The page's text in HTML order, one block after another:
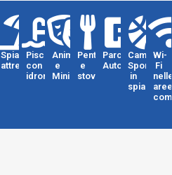
Spiaggia
attrezzata
Piscina
con
idromassaggio
Animazione
e
Miniclub
Pentole
e
stoviglie
Parcheggio
Auto
Campi
Sportivi
in
spiaggia
Wi-
Fi
nelle
aree